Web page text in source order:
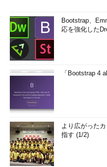
Bootstrap、
応を強化した
「Bootstrap 4
より広がった
指す (1/2)